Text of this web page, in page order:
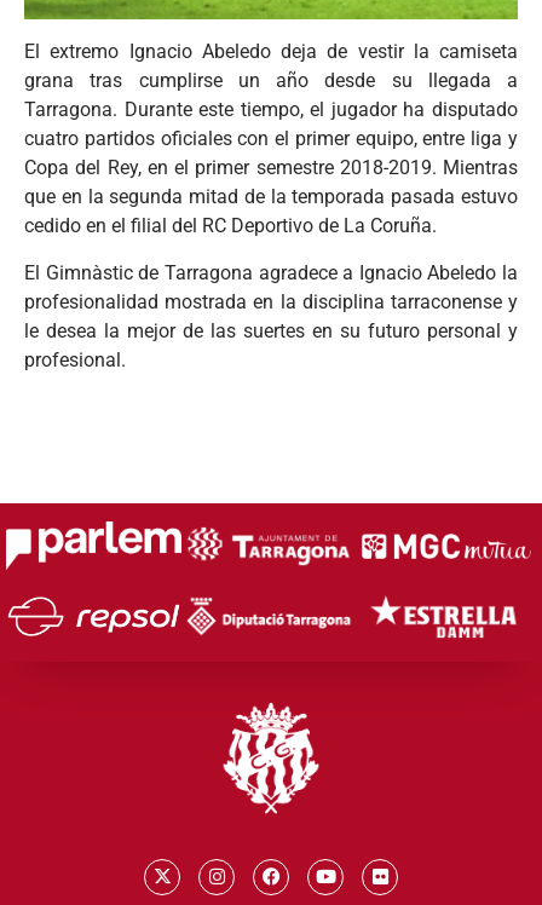
El extremo Ignacio Abeledo deja de vestir la camiseta
grana tras cumplirse un año desde su llegada a
Tarragona. Durante este tiempo, el jugador ha disputado
cuatro partidos oficiales con el primer equipo, entre liga y
Copa del Rey, en el primer semestre 2018-2019. Mientras
que en la segunda mitad de la temporada pasada estuvo
cedido en el filial del RC Deportivo de La Coruña.
El Gimnàstic de Tarragona agradece a Ignacio Abeledo la
profesionalidad mostrada en la disciplina tarraconense y
le desea la mejor de las suertes en su futuro personal y
profesional.